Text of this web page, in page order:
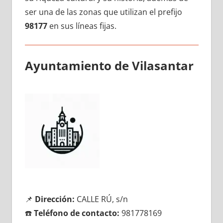
ser una dе las zonas quе utilizan el prefijo
98177en sus líneas fijas.
Ayuntamiento dе Vilasantar
📌 Dirección: CALLE RÚ, s/n
☎️Teléfono dе contacto: 981778169